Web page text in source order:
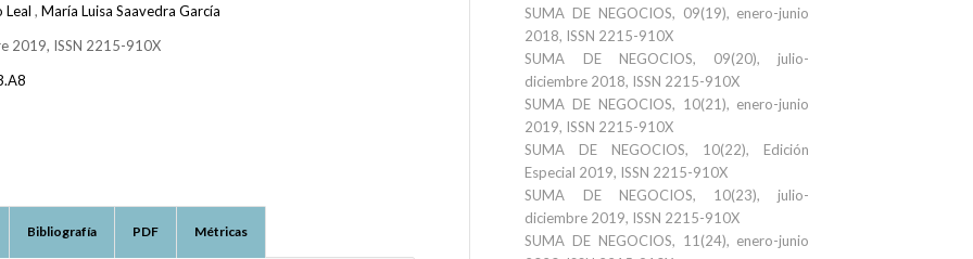
Leal , María Luisa Saavedra García
2019, ISSN 2215-910X
Bibliografía PDF Métricas
SUMA DE NEGOCIOS, 09(19), enero-junio
2018, ISSN 2215-910X
SUMA DE NEGOCIOS, 09(20), julio-
diciembre 2018, ISSN 2215-910X
SUMA DE NEGOCIOS, 10(21), enero-junio
2019, ISSN 2215-910X
SUMA DE NEGOCIOS, 10(22), Edición
Especial 2019, ISSN 2215-910X
SUMA DE NEGOCIOS, 10(23), julio-
diciembre 2019, ISSN 2215-910X
SUMA DE NEGOCIOS, 11(24), enero-junio